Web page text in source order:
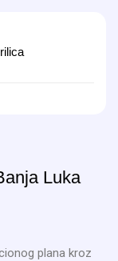
Luka
plana kroz